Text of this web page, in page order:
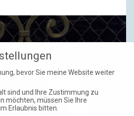
bevor Sie meine Website weiter
sind und Ihre Zustimmung zu
möchten, müssen Sie Ihre
Erlaubnis bitten.